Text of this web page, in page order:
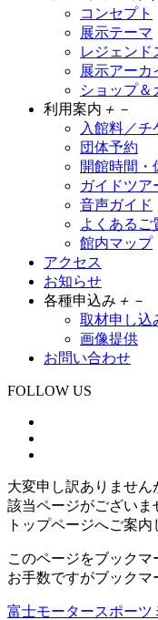
コンセプト
展示テーマ
レジェンド
展示アーカ
ショップ＆
利用案内 ＋ －
入館料／チ
団体予約
開館時間・
ガイドツア
音声ガイド
よくあるご
館内マップ
アクセス
お知らせ
各種申込み ＋ －
取材申し込
画像提供
お問い合わせ
FOLLOW US
大変申し訳ありません
該当ページがございま
トップページへご案内
このページをブックマ
お手数ですがブックマ
富士モータースポー